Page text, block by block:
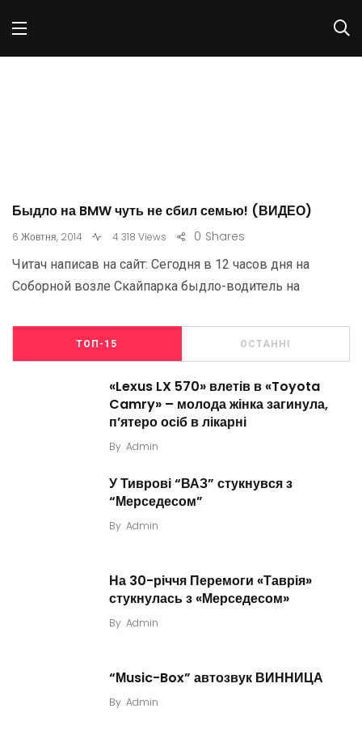
Быдло на BMW чуть не сбил семью! (ВИДЕО)
6 Жовтня, 2014 4 318 Views Shares
0
Читач написав на сайт: Сегодня в 12 часов дня на
Соборной возле Скайпарка быдло-водитель на
ТОП-15 ОСТАННІ
«Lexus LX 570» влетів в «Toyota
Camry» – молода жінка загинула,
п’ятеро осіб в лікарні
By Admin
У Тиврові “ВАЗ” стукнувся з
“Мерседесом”
By Admin
На 30-річчя Перемоги «Таврія»
стукнулась з «Мерседесом»
By Admin
“Мusic-Box” автозвук ВИННИЦА
By Admin